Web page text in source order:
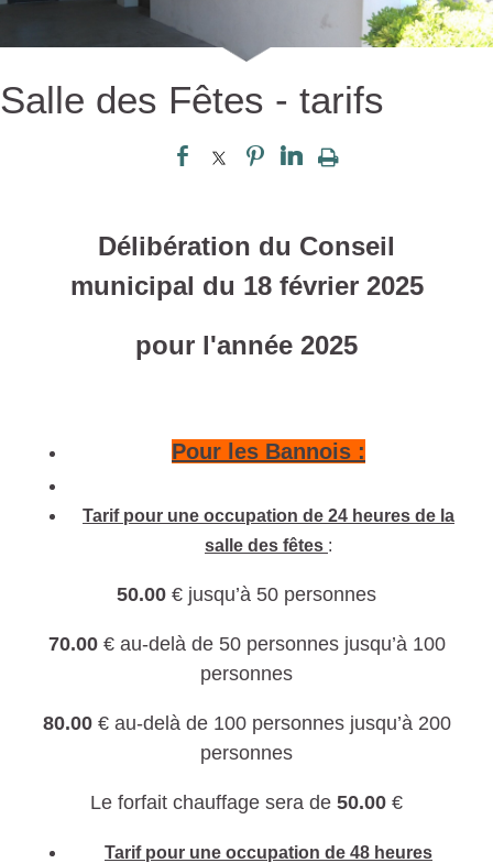
Salle des Fêtes - tarifs
Délibération du Conseil
municipal du 18 février 2025
pour l'année 2025
Pour les Bannois :
Tarif pour une occupation de 24 heures de la
salle des fêtes :
50.00 € jusqu’à 50 personnes
70.00€ au-delà de 50 personnes jusqu’à 100
personnes
80.00€ au-delà de 100 personnes jusqu’à 200
personnes
Le forfait chauffage sera de 50.00 €
Tarif pour une occupation de 48 heures